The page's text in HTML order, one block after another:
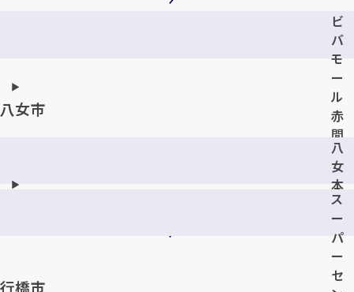
ビ
バ
モ
ー
ル
赤
間
店
八女市
八
女
本
町
店
ス
ー
パ
ー
セ
行橋市